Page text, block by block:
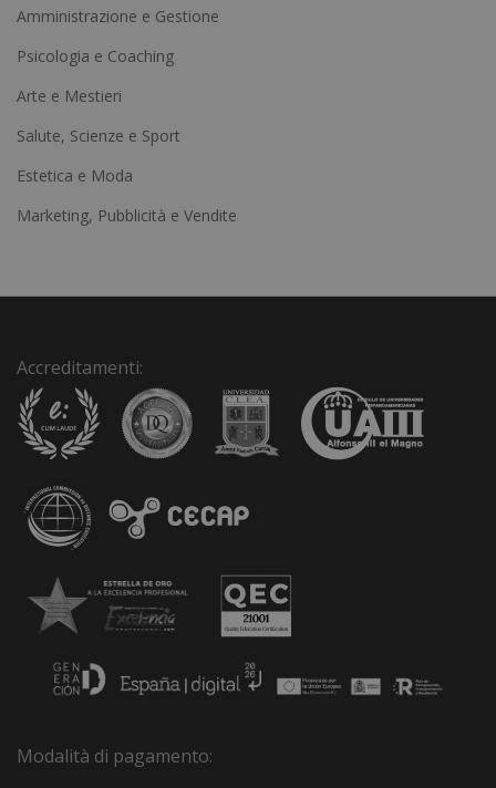
r
n
a
v
Amministrazione e Gestione
Psicologia e Coaching
Arte e Mestieri
Salute, Scienze e Sport
Estetica e Moda
Marketing, Pubblicità e Vendite
Accreditamenti:
Modalità di pagamento: